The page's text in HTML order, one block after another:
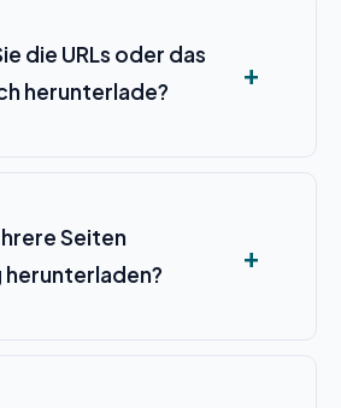
die URLs oder das
herunterlade?
Seiten